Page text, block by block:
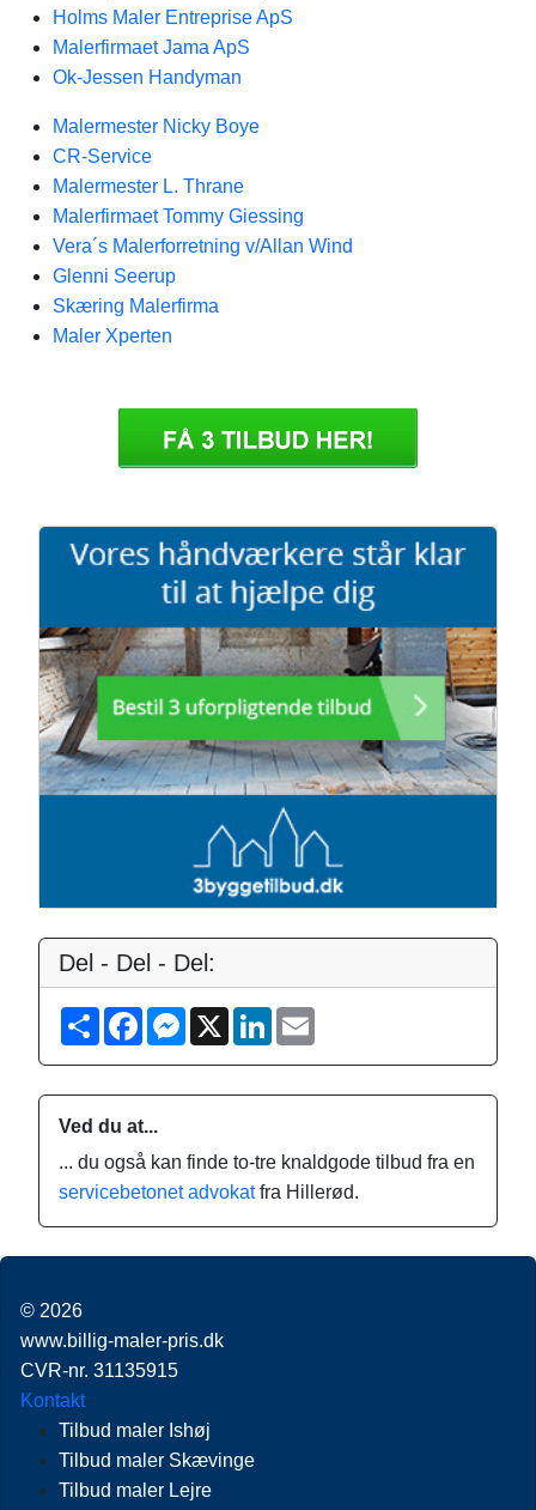
Holms Maler Entreprise ApS
Malerfirmaet Jama ApS
Ok-Jessen Handyman
Malermester Nicky Boye
CR-Service
Malermester L. Thrane
Malerfirmaet Tommy Giessing
Vera´s Malerforretning v/Allan Wind
Glenni Seerup
Skæring Malerfirma
Maler Xperten
Del - Del - Del:
S
h
e
F
b
o
k
M
e
e
r
X
L
e
l
Ved du at...
... du også kan finde to-tre knaldgode tilbud fra en
servicebetonet advokatfra Hillerød.
© 2026
www.billig-maler-pris.dk
CVR-nr. 31135915
Kontakt
Tilbud maler Ishøj
Tilbud maler Skævinge
Tilbud maler Lejre